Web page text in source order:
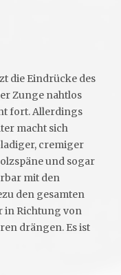
die Eindrücke des
Zunge nahtlos
fort. Allerdings
macht sich
cremiger
und sogar
mit den
den gesamten
in Richtung von
drängen. Es ist